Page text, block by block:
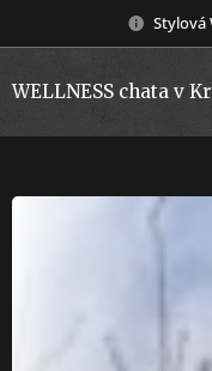
Stylová
WELLNESS chata v